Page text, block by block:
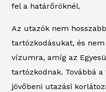
fel a határőröknél.
Az utazók nem
tartózkodásukat, és
vízumra, amíg az
tartózkodnak. Továbbá
jövőbeni utazási